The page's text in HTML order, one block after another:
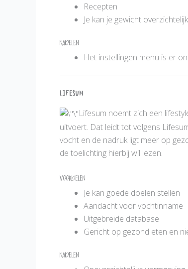
Recepten
Je kan je gewicht
Nadelen
Het instellingen menu is er
Lifesum
Lifesum noemt zich een
uitvoert. Dat leidt tot volgens
vocht en de nadruk ligt meer op
de toelichting hierbij wil lezen.
Voordelen
Je kan goede doelen stellen
Aandacht voor vochtinname
Uitgebreide database
Gericht op gezond eten en
Nadelen